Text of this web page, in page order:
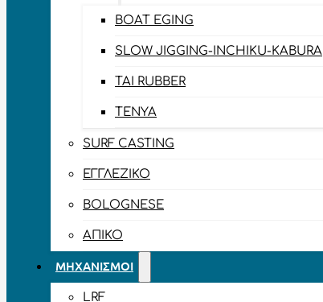
BOAT EGING
SLOW JIGGING-INCHIKU-KABURA
TAI RUBBER
TENYA
SURF CASTING
ΕΓΓΛΈΖΙΚΟ
BOLOGNESE
ΑΠΊΚΟ
ΜΗΧΑΝΙΣΜΟΊ
LRF